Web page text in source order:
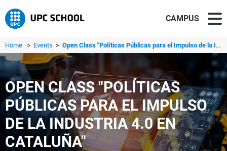
CAMPUS
Home > Events > Open Class "Políticas Públicas para el Impulso de la Indu...
OPEN CLASS "POLÍTICAS
PÚBLICAS PARA EL IMPULSO
DE LA INDUSTRIA 4.0 EN
CATALUÑA"